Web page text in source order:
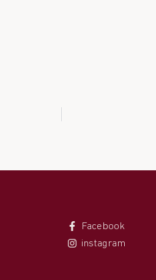
Facebook
instagram